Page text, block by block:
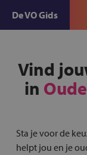
De VO Gids
Vind
in
Sta je voor de
helpt jou en je